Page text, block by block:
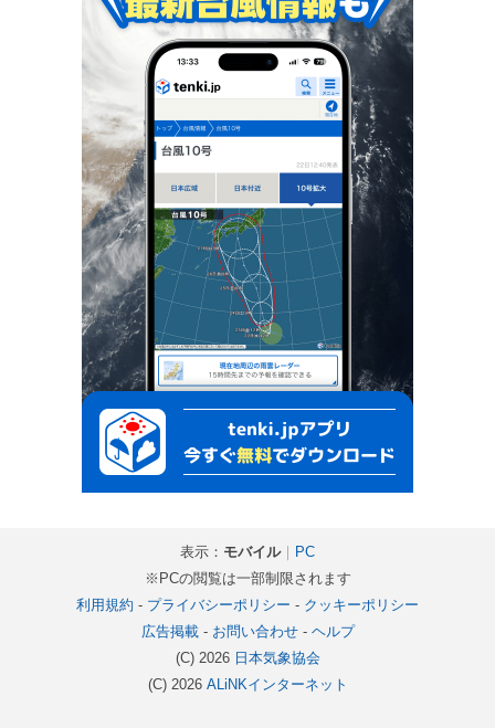
表示： モバイル｜ PC
※PCの閲覧は一部制限されます
利用規約 - プライバシーポリシー - クッキーポリシー
広告掲載- お問い合わせ- ヘルプ
(C) 2026 日本気象協会
(C) 2026 ALiNKインターネット